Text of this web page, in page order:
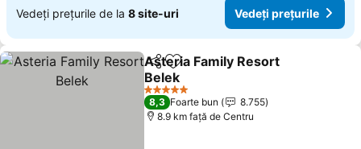
Vedeți prețurile de la 8 site-uri Vedeți prețurile
DistribuițiAdăugaţi la favorite
Asteria Family Resort
Belek
5 Stele
8,3 Foarte bun
8.755
8.9 km faţă de Centru